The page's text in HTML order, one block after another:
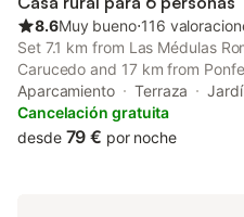
8.6Muy bueno⋅116
Set 7.1 km from Las Médulas
Carucedo and 17 km from
Telares offers accommodation
family rooms, this property also
terrace.
Aparcamiento Terraza
Cancelación gratuita
desde 79 € por noche